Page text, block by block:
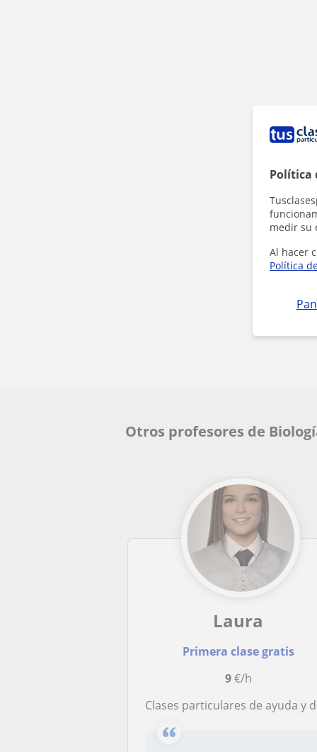
Política
medir su
Al hacer
Política
Otros profesores de
Laura
Primera clase gratis
9€/h
Clases particulares de ayuda y de repaso